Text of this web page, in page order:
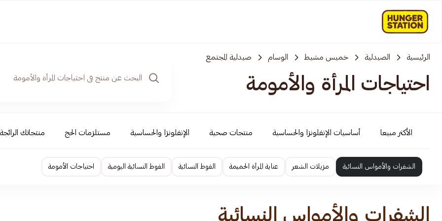
الرئيسية الصيدلية خميس مشيط الوسام صيدلية المجتمع
احتياجات المرأة والأمومة
الأكثر مبيعا أساسيات الإنفلونزا والحساسية منتجات صحية الإنفلونزا والحساسية مستلزمات الحج منتجاتك الرائجة
الشفرات والأمواس النسائية مزيلات الشعر عناية المرأة الحميمة الفوط النسائية الفوط النسائية اليومية احتياجات الأمومة
الشفرات والأمواس النسائية